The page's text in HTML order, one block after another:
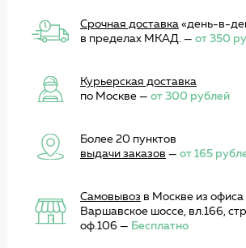
Срочная доставка«день-в-
в пределах МКАД. — от 350
Курьерская доставка
по Москве — от 300 рублей
Более 20 пунктов
выдачи заказов — от 165
Самовывоз в Москве из
Варшавское шоссе, вл.166,
оф.106 — Бесплатно